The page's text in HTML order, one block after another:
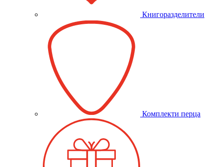
Книгоразделители
Комплекти перца